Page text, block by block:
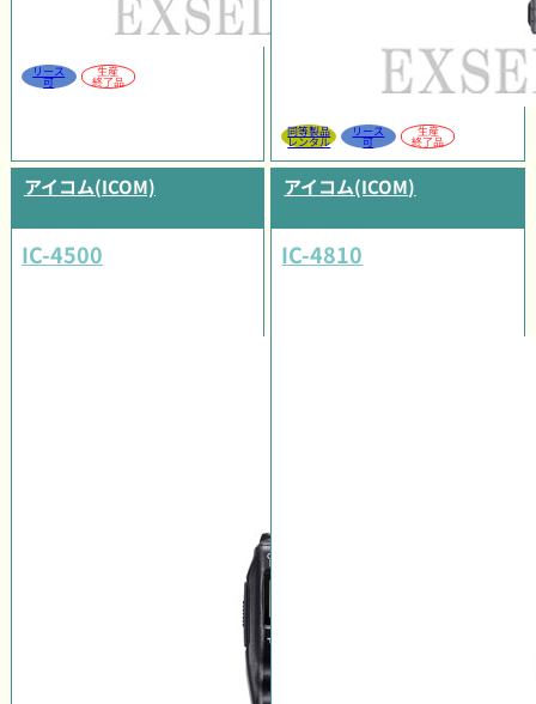
リース
可
生産
終了品
同等製品
レンタル
リース
可
生産
終了品
アイコム(ICOM)
IC-4500
アイコム(ICOM)
IC-4810